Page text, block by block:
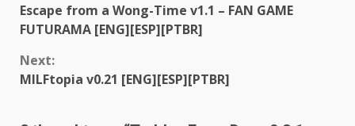
Reading
Escape from a Wong-Time v1.1 – FAN GAME
FUTURAMA [ENG][ESP][PTBR]
Next:
MILFtopia v0.21 [ENG][ESP][PTBR]